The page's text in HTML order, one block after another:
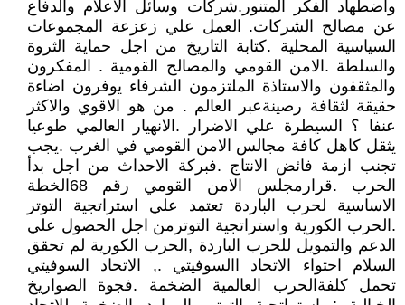
واضطهاد الفكر المتنور.شركات وسائل الاعلام والدفاع
عن مصالح الشركات. العمل علي زعزعة المجموعات
السياسية المحلية .كتابة التاريخ من اجل حماية الثروة
والسلطة .الامن القومي والمصالح القومية . المفكرون
والمثقفون والاستاذة الملتزمون الشرفاء يوفرون اضاءة
حقيقة لثقافة رصينةعبر العالم . من هو الاقوي والاكثر
عنفا ؟ السيطرة علي الاضرار .الانهيار العالمي طوعيا
يثقل كاهل كافة مجالس الامن القومي في الغرب .يجب
تجنب ازمة فائض الانتاج .فبركة الاحداث من اجل بدأ
الحرب .قرارمجلس الامن القومي رقم 68الخطة
الاساسية لحرب الباردة تعتمد علي استراتجية التوتر
.الحرب الكورية واستراتجية التوترمن اجل الحصول علي
الدعم والتمويل للحرب الباردة ,الحرب الكورية لم تحقق
السلام احتواء الاتحاد االسوفيتي ., الاتحاد السوفيتي
تحمل كلفةالحرب العالمية الضخمة .فجوة الصواريخ